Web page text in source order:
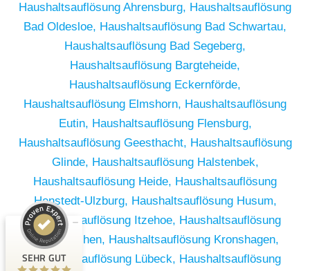
Haushaltsauflösung Ahrensburg, Haushaltsauflösung
Bad Oldesloe, Haushaltsauflösung Bad Schwartau,
Haushaltsauflösung Bad Segeberg,
Haushaltsauflösung Bargteheide,
Haushaltsauflösung Eckernförde,
Haushaltsauflösung Elmshorn, Haushaltsauflösung
Eutin, Haushaltsauflösung Flensburg,
Haushaltsauflösung Geesthacht, Haushaltsauflösung
Glinde, Haushaltsauflösung Halstenbek,
Haushaltsauflösung Heide, Haushaltsauflösung
Henstedt-Ulzburg, Haushaltsauflösung Husum,
Haushaltsauflösung Itzehoe, Haushaltsauflösung
Kaltenkirchen, Haushaltsauflösung Kronshagen,
Haushaltsauflösung Lübeck, Haushaltsauflösung
SEHR GUT
Kundenbewertungen und Erfahrungen zu
RümpelButler
SEHR GUT
5,00 / 5,00
2
Bewertungen von 1
anderen Quelle